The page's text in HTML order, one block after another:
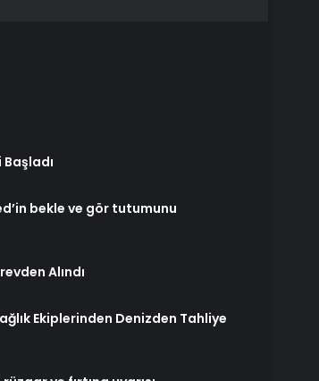
bekle ve gör tutumunu
Alındı
Ekiplerinden Denizden Tahliye